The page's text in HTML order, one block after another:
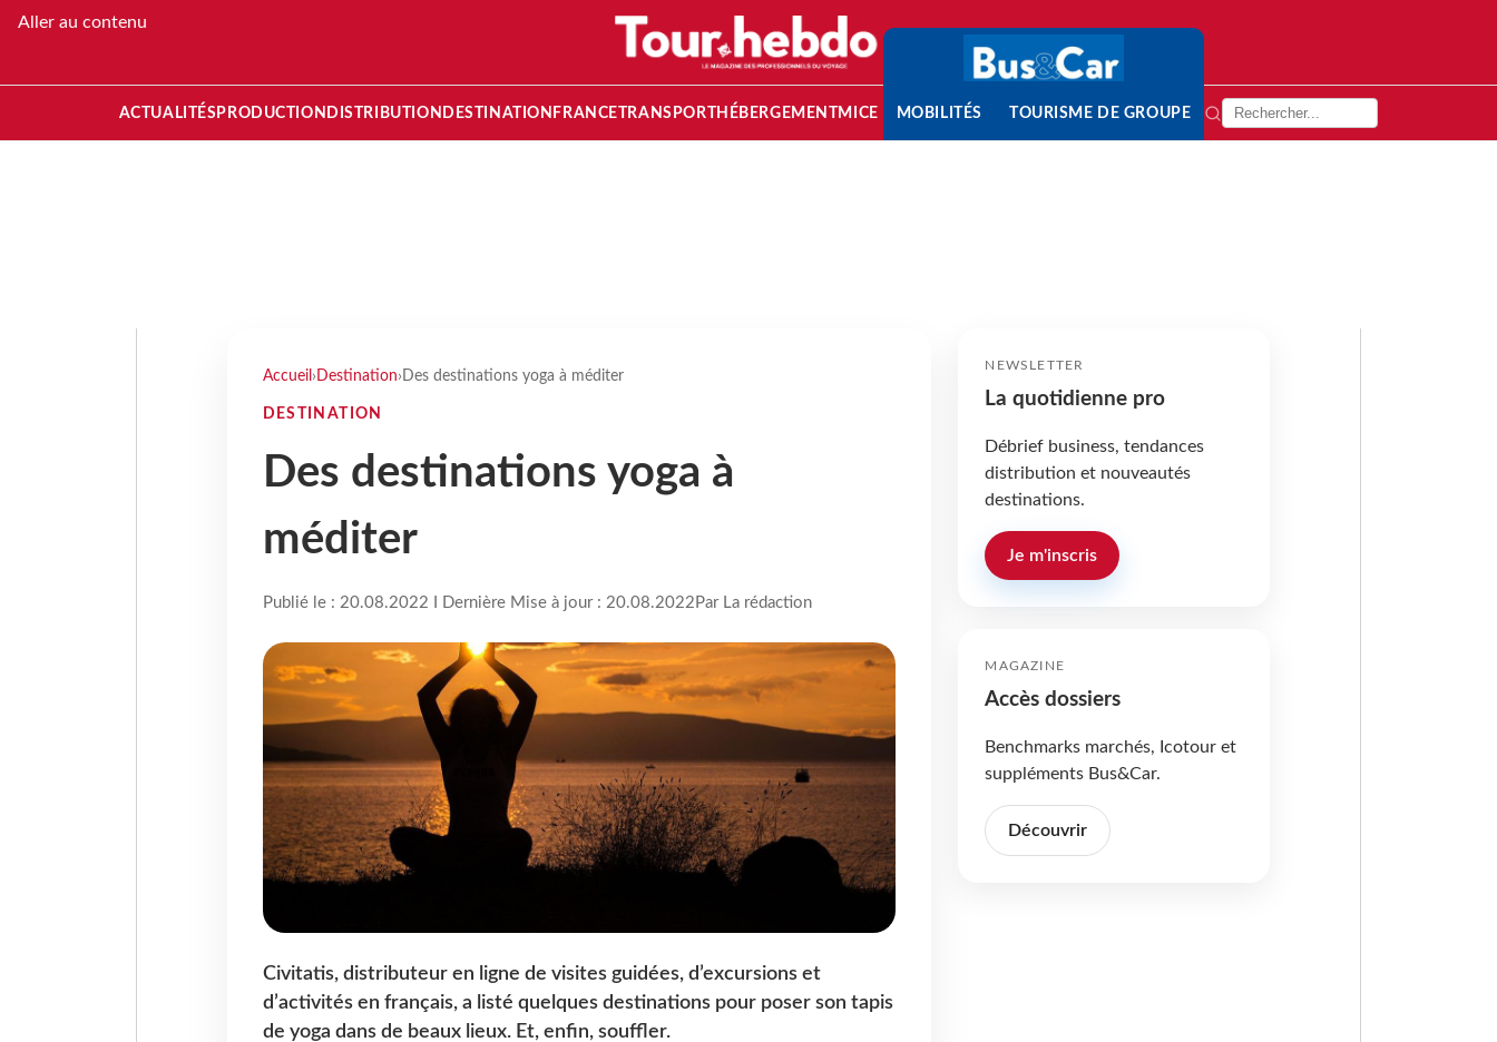
Aller au contenu
ACTUALITÉS PRODUCTION DISTRIBUTION DESTINATION FRANCETRANSPORT HÉBERGEMENTMICE MOBILITÉS TOURISME DE GROUPE
Accueil › Destination› Des destinations yoga à méditer
DESTINATION
Des destinations yoga à
méditer
Publié le : 20.08.2022 I Dernière Mise à jour : 20.08.2022 Par La rédaction
Civitatis, distributeur en ligne de visites guidées, d’excursions et
d’activités en français, a listé quelques destinations pour poser son tapis
de yoga dans de beaux lieux. Et, enfin, souffler.
NEWSLETTER
La quotidienne pro
Débrief business, tendances
distribution et nouveautés
destinations.
Je m'inscris
MAGAZINE
Accès dossiers
Benchmarks marchés, Icotour et
suppléments Bus&Car.
Découvrir